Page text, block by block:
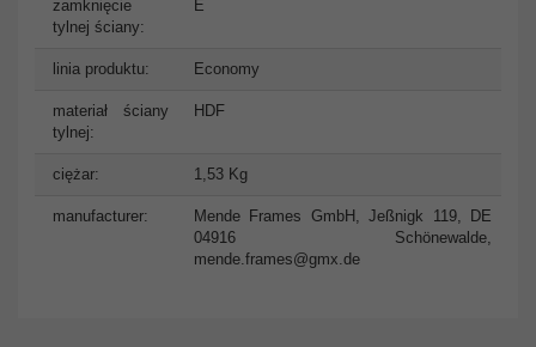
zamknięcie
tylnej ściany:
E
linia produktu: Economy
materiał ściany
tylnej:
HDF
ciężar: 1,53 Kg
manufacturer:
Mende Frames GmbH, Jeßnigk 119, DE
04916 Schönewalde,
mende.frames@gmx.de